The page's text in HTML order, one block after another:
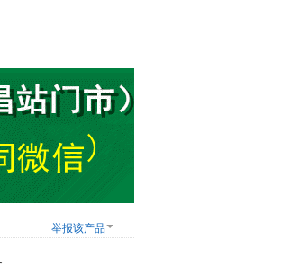
举报该产品